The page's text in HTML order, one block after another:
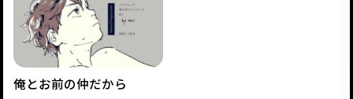
俺とお前の仲だから